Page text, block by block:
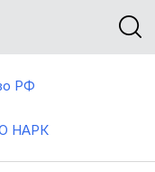
РФ
НАРК